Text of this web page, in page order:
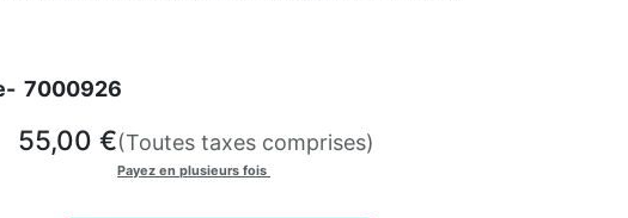
7000926
55,00 €(Toutes taxes comprises)
Payez en plusieurs fois